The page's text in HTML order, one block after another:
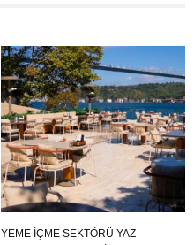
YEME İÇME SEKTÖRÜ YAZ